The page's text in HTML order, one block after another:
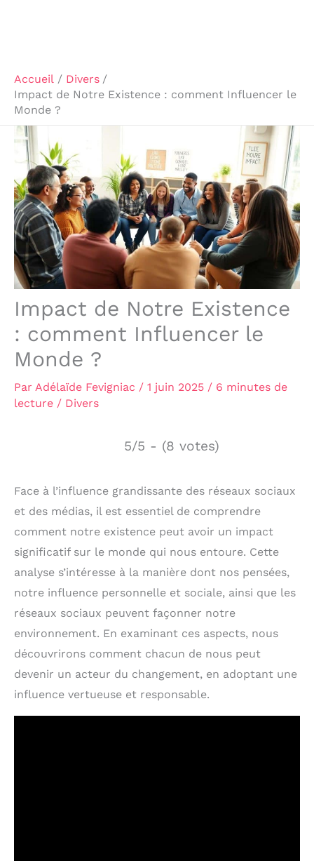
Accueil
Divers
Impact de Notre Existence : comment Influencer le
Monde ?
Impact de Notre Existence
: comment Influencer le
Monde ?
Par Adélaïde Fevigniac / 1 juin 2025 / 6 minutes de
lecture / Divers
5/5 - (8 votes)
Face à l’influence grandissante des réseaux sociaux
et des médias, il est essentiel de comprendre
comment notre existence peut avoir un impact
significatif sur le monde qui nous entoure. Cette
analyse s’intéresse à la manière dont nos pensées,
notre influence personnelle et sociale, ainsi que les
réseaux sociaux peuvent façonner notre
environnement. En examinant ces aspects, nous
découvrirons comment chacun de nous peut
devenir un acteur du changement, en adoptant une
influence vertueuse et responsable.